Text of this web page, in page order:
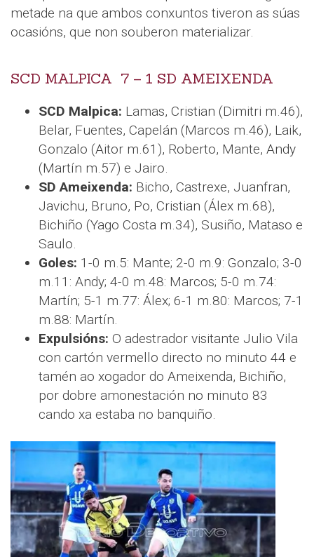
metade na que ambos conxuntos tiveron as súas
ocasións, que non souberon materializar.
SCD MALPICA 7 – 1 SD AMEIXENDA
SCD Malpica: Lamas, Cristian (Dimitri m.46),
Belar, Fuentes, Capelán (Marcos m.46), Laik,
Gonzalo (Aitor m.61), Roberto, Mante, Andy
(Martín m.57) e Jairo.
SD Ameixenda: Bicho, Castrexe, Juanfran,
Javichu, Bruno, Po, Cristian (Álex m.68),
Bichiño (Yago Costa m.34), Susiño, Mataso e
Saulo.
Goles: 1-0 m.5: Mante; 2-0 m.9: Gonzalo; 3-0
m.11: Andy; 4-0 m.48: Marcos; 5-0 m.74:
Martín; 5-1 m.77: Álex; 6-1 m.80: Marcos; 7-1
m.88: Martín.
Expulsións: O adestrador visitante Julio Vila
con cartón vermello directo no minuto 44 e
tamén ao xogador do Ameixenda, Bichiño,
por dobre amonestación no minuto 83
cando xa estaba no banquiño.